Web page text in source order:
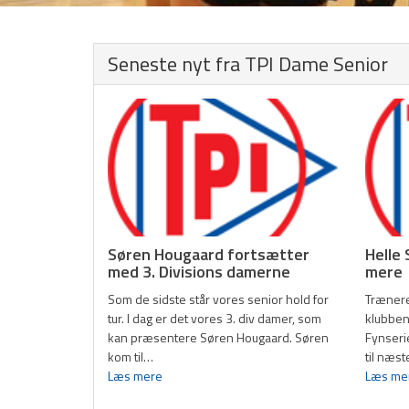
Sponsorer
Kontakt
Gymnastik
Motion/Løb
Tennis og Padel
TPI Nyt
Seneste nyt fra TPI Dame Senior
Søren Hougaard fortsætter
med 3. Divisions damerne
Som de sidste står vores senior hold for
tur. I dag er det vores 3. div damer, som
kan præsentere Søren Hougaard. Søren
kom til…
Læs mere
Helle
mere
til
Læs